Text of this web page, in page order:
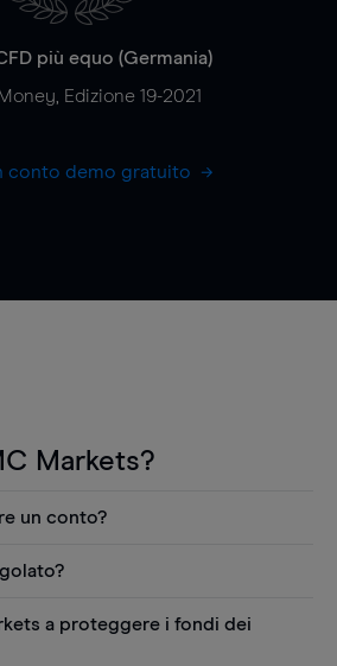
più equo (Germania)
Edizione 19-2021
conto demo gratuito
Markets?
un conto?
gratuitamente i prezzi e
come grafici, notizie Reuters
sui titoli azionari di
federale tedesca di
a proteggere i fondi dei